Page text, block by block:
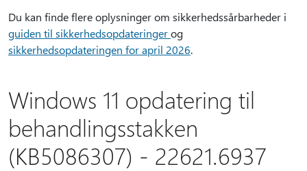
Du kan finde flere oplysninger om sikkerhedssårbarheder i
guiden til sikkerhedsopdateringerog
sikkerhedsopdateringen for april 2026.
Windows 11 opdatering til
behandlingsstakken
(KB5086307) - 22621.6937